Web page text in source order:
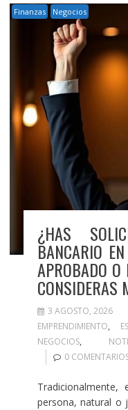
Finanzas Negocios
¿HAS
BANCARIO
APROBADO O
CONSIDERAS
3 AGOSTO, 2026
EMPRENDIMIENTO,
NEGOCIOS,
0
persona, natural o